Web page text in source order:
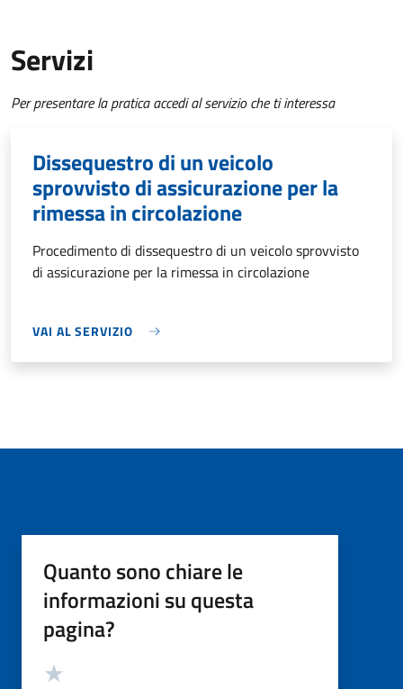
Servizi
Per presentare la pratica accedi al servizio che ti interessa
Dissequestro di un veicolo
sprovvisto di assicurazione per la
rimessa in circolazione
Procedimento di dissequestro di un veicolo sprovvisto
di assicurazione per la rimessa in circolazione
VAI AL SERVIZIO
Quanto sono chiare le
informazioni su questa
pagina?
Valutazione